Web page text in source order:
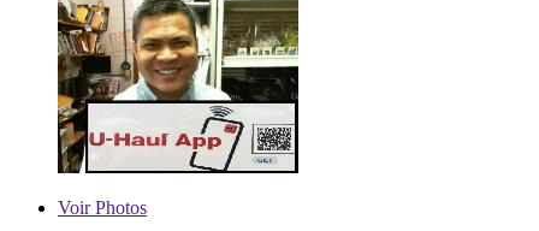
VoirPhotos